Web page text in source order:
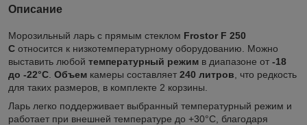
Описание
Морозильный ларь с прямым стеклом Frostor F 250
С относится к низкотемпературному оборудованию. Можно
выставить любой температурный режим в диапазоне от -18
до -22°C Объем камеры составляет 240 литров , что редкость
для таких размеров, в комплекте 2 корзины.
Ларь легко поддерживает выбранный температурный режим и
работает при внешней температуре до +30°C, благодаря